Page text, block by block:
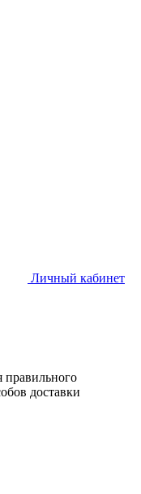
Личный кабинет
правильного
доставки